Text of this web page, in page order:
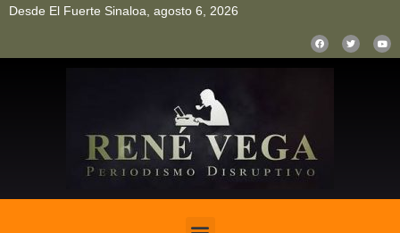
Desde El Fuerte Sinaloa, agosto 6, 2026